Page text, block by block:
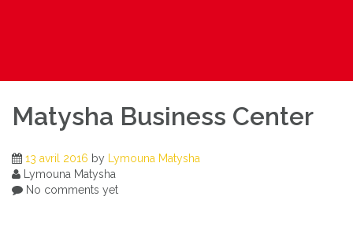
Matysha Business Center
13 avril 2016 by Lymouna Matysha
Lymouna Matysha
No comments yet